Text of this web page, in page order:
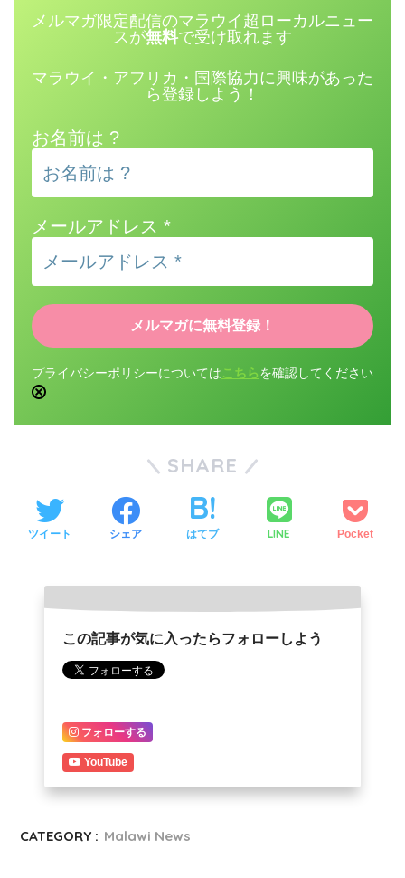
メルマガ限定配信のマラウイ超ローカルニュー
スが無料で受け取れます
マラウイ・アフリカ・国際協力に興味があった
ら登録しよう！
お名前は ?
メールアドレス *
プライバシーポリシーについては こちら を確認してください
SHARE
ツイート シェア はてブ LINE Pocket
この記事が気に入ったらフォローしよう
フォローする
YouTube
CATEGORY : Malawi News